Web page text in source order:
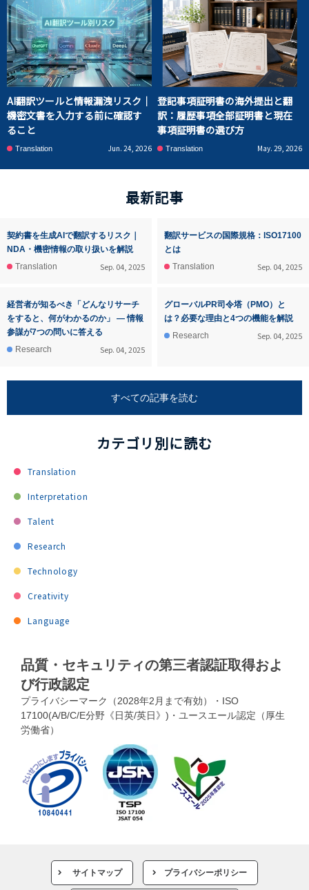
AI翻訳ツールと情報漏洩リスク｜
機密文書を入力する前に確認す
ること
Translation Jun. 24, 2026
登記事項証明書の海外提出と翻
訳：履歴事項全部証明書と現在
事項証明書の選び方
Translation May. 29, 2026
最新記事
契約書を生成AIで翻訳するリスク｜
NDA・機密情報の取り扱いを解説
Translation
Sep. 04, 2025
翻訳サービスの国際規格：ISO17100
とは
Translation
Sep. 04, 2025
経営者が知るべき「どんなリサーチ
をすると、何がわかるのか」 ― 情報
参謀が7つの問いに答える
Research
Sep. 04, 2025
グローバルPR司令塔（PMO）と
は？必要な理由と4つの機能を解説
Research
Sep. 04, 2025
すべての記事を読む
カテゴリ別に読む
Translation
Interpretation
Talent
Research
Technology
Creativity
Language
品質・セキュリティの第三者認証取得およ
び行政認定
プライバシーマーク（2028年2月まで有効）・ISO
17100(A/B/C/E分野《日英/英日》)・ユースエール認定（厚生
労働省）
サイトマップ プライバシーポリシー